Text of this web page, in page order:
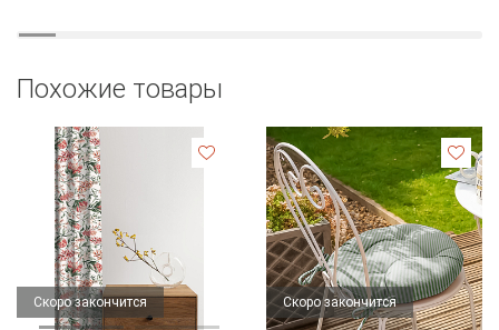
Похожие товары
Скоро закончится Скоро закончится